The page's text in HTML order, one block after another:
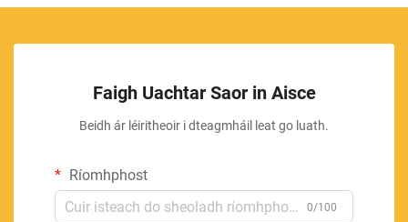
Faigh Uachtar Saor in Aisce
Beidh ár léiritheoir i dteagmháil leat go luath.
Ríomhphost
0/100